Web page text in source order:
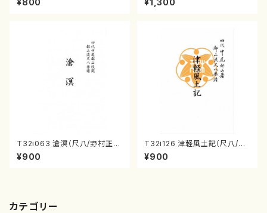
o:2204
¥800
譜）都山流公刊楽譜曲番:559
¥1,300
T32i063 滄溟（尺八/野村正
峰/尺八/都山式譜）都山流公刊
楽譜曲番:512
¥900
T32i126 津軽風土記（尺八/野
村峰山/尺八/都山式譜）都山流
公刊楽譜曲番:575
¥900
カテゴリー